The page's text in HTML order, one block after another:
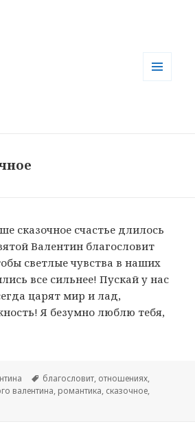
сказочное счастье длилось
Валентин благословит
светлые чувства в наших
все сильнее! Пускай у нас
царят мир и лад,
Я безумно люблю тебя,
Метки
благословит, отношениях,
валентина, романтика, сказочное,